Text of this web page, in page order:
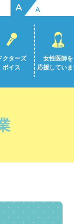
A A
クターズ
ボイス
女性医師を
応援していま